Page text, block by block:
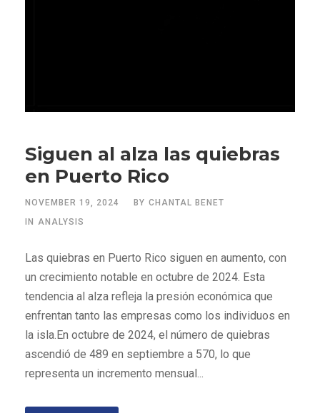
Siguen al alza las quiebras
en Puerto Rico
NOVEMBER 19, 2024 BY CHANTAL BENET
IN ANALYSIS
Las quiebras en Puerto Rico siguen en aumento, con
un crecimiento notable en octubre de 2024. Esta
tendencia al alza refleja la presión económica que
enfrentan tanto las empresas como los individuos en
la isla.En octubre de 2024, el número de quiebras
ascendió de 489 en septiembre a 570, lo que
representa un incremento mensual...